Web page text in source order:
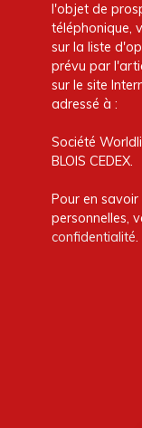
l'objet de
téléphonique,
sur la liste
prévu par
sur le site
adressé à :
Société
BLOIS CEDEX.
Pour en
personnelles,
confidentialité.